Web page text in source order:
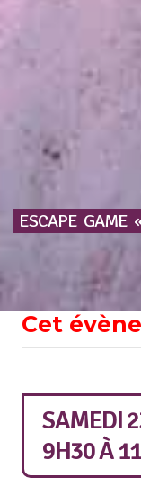
ESCAPE GAME
Cet
SAMEDI
9H30À